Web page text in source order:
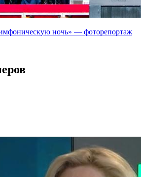
ночь» — фоторепортаж